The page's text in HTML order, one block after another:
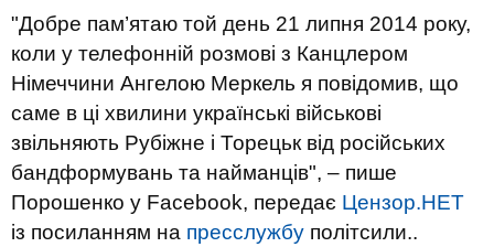
"Добре пам’ятаю той день 21 липня 2014 року,
коли у телефонній розмові з Канцлером
Німеччини Ангелою Меркель я повідомив, що
саме в ці хвилини українські військові
звільняють Рубіжне і Торецьк від російських
бандформувань та найманців", – пише
Порошенко у Facebook, передає Цензор.НЕТ
із посиланням на пресслужбу політсили..